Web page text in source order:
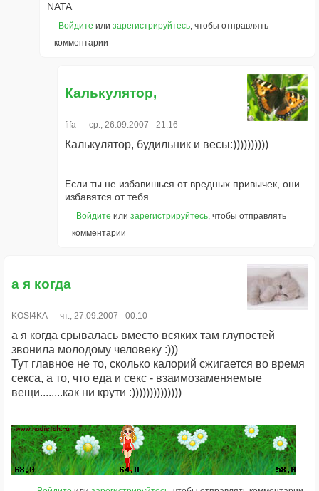
NATA
Войдите или зарегистрируйтесь, чтобы отправлять
комментарии
Калькулятор,
fifa — ср., 26.09.2007 - 21:16
Калькулятор, будильник и весы:))))))))))
Если ты не избавишься от вредных привычек, они
избавятся от тебя.
Войдите или зарегистрируйтесь, чтобы отправлять
комментарии
а я когда
KOSI4KA— чт., 27.09.2007 - 00:10
а я когда срывалась вместо всяких там глупостей
звонила молодому человеку :)))
Тут главное не то, сколько калорий сжигается во время
секса, а то, что еда и секс - взаимозаменяемые
вещи........как ни крути :))))))))))))))